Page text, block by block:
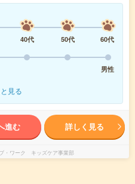
40代 50代
60代
男性
見る
進む 詳しく見る
・ワーク キッズケア事業部